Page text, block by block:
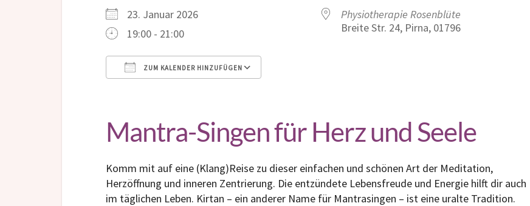
23. Januar 2026
19:00 - 21:00
ZUM KALENDER HINZUFÜGEN
Physiotherapie Rosenblüte
Breite Str. 24, Pirna, 01796
Mantra-Singen für Herz und Seele
Komm mit auf eine (Klang)Reise zu dieser einfachen und schönen Art der Meditation,
Herzöffnung und inneren Zentrierung. Die entzündete Lebensfreude und Energie hilft dir auch
im täglichen Leben. Kirtan – ein anderer Name für Mantrasingen – ist eine uralte Tradition.